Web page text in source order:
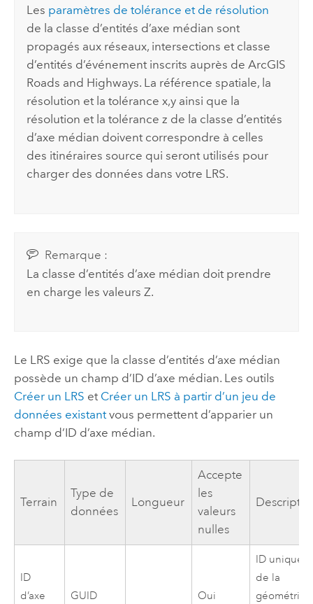
Les paramètres de tolérance et de résolution
de la classe d’entités d’axe médian sont
propagés aux réseaux, intersections et classe
d’entités d’événement inscrits auprès deArcGIS
Roads and Highways. La référence spatiale, la
résolution et la tolérance x,y ainsi que la
résolution et la tolérance z de la classe d’entités
d’axe médian doivent correspondre à celles
des itinéraires source qui seront utilisés pour
charger des données dans votre LRS.
Remarque :
La classe d’entités d’axe médian doit prendre
en charge les valeurs Z.
Le LRS exige que la classe d’entités d’axe médian
possède un champ d’ID d’axe médian. Les outils
Créer un LRS et Créer un LRS à partir d’un jeu de
données existantvous permettent d’apparier un
champ d’ID d’axe médian.
Terrain
Type de
données
Longueur
Accepte
les
valeurs
nulles
ID
d’axe
GUID Oui
ID unique
de la
géométrie